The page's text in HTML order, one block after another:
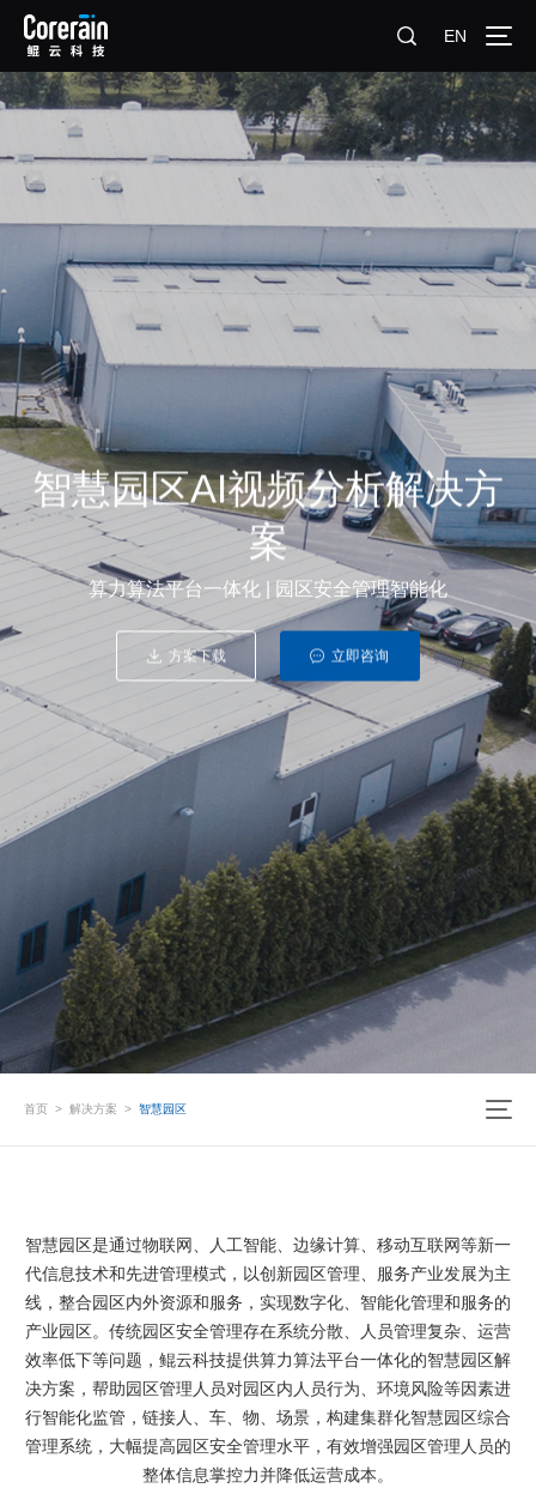
EN
智慧园区AI视频分析解决方
案
算力算法平台一体化 | 园区安全管理智能化
方案下载 立即咨询
首页 > 解决方案 > 智慧园区
智慧园区是通过物联网、人工智能、边缘计算、移动互联网等新一
代信息技术和先进管理模式，以创新园区管理、服务产业发展为主
线，整合园区内外资源和服务，实现数字化、智能化管理和服务的
产业园区。传统园区安全管理存在系统分散、人员管理复杂、运营
效率低下等问题，鲲云科技提供算力算法平台一体化的智慧园区解
决方案，帮助园区管理人员对园区内人员行为、环境风险等因素进
行智能化监管，链接人、车、物、场景，构建集群化智慧园区综合
管理系统，大幅提高园区安全管理水平，有效增强园区管理人员的
整体信息掌控力并降低运营成本。